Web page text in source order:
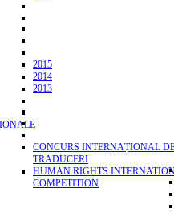
2015
2014
2013
CONCURS INTERNAȚIONAL
TRADUCERI
HUMAN RIGHTS
COMPETITION